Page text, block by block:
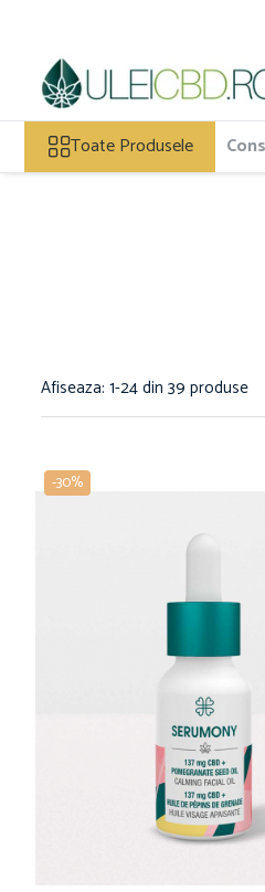
Toate Produsele
Ulei CBD
Capsule CBD
Ulei Ozonat cu CBD
E-Lichid CBD
Toate Produsele
Afiseaza: 1-24din 39 produse
-30%